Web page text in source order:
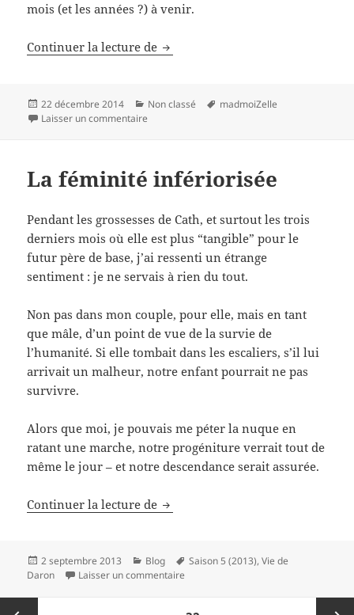
mois (et les années ?) à venir.
Continuer la lecture de Dix ans de madmoiZelle, dix ans
Publié
le
22 décembre 2014 Catégories
Non classé
Mots-
madmoiZelle
Laisser un commentaire
La féminité infériorisée
Pendant les grossesses de Cath, et surtout les trois
derniers mois où elle est plus “tangible” pour le
futur père de base, j’ai ressenti un étrange
sentiment : je ne servais à rien du tout.
Non pas dans mon couple, pour elle, mais en tant
que mâle, d’un point de vue de la survie de
l’humanité. Si elle tombait dans les escaliers, s’il lui
arrivait un malheur, notre enfant pourrait ne pas
survivre.
Alors que moi, je pouvais me péter la nuque en
ratant une marche, notre progéniture verrait tout de
même le jour – et notre descendance serait assurée.
Continuer la lecture de La féminité infériorisée
Publié
le
2 septembre 2013 Catégories
Blog
Mots-
Saison 5 (2013),Vie de
Daron
Laisser un commentaire